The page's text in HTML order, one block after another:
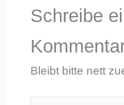
Schreibe
Bleibt bitte nett